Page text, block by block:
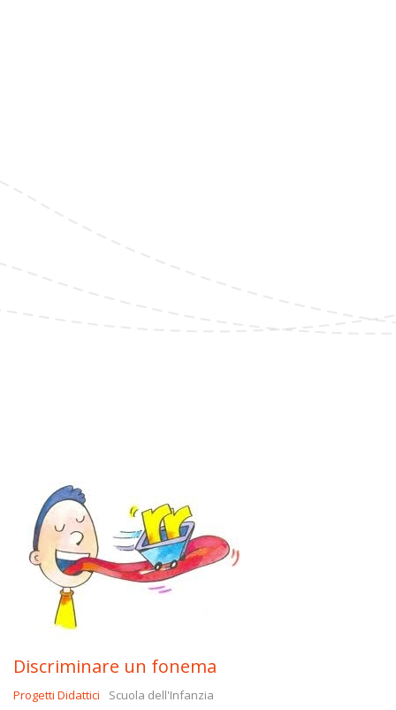
Discriminare un fonema
Progetti Didattici Scuola dell'Infanzia